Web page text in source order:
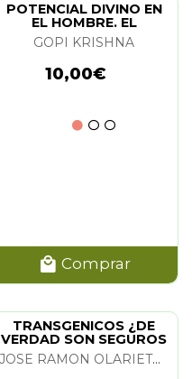
POTENCIAL DIVINO EN
EL HOMBRE. EL
GOPI KRISHNA
10,00€
Comprar
TRANSGENICOS ¿DE
VERDAD SON SEGUROS
Y NECESARIOS?
JOSE RAMON OLARIETA ALBERDI